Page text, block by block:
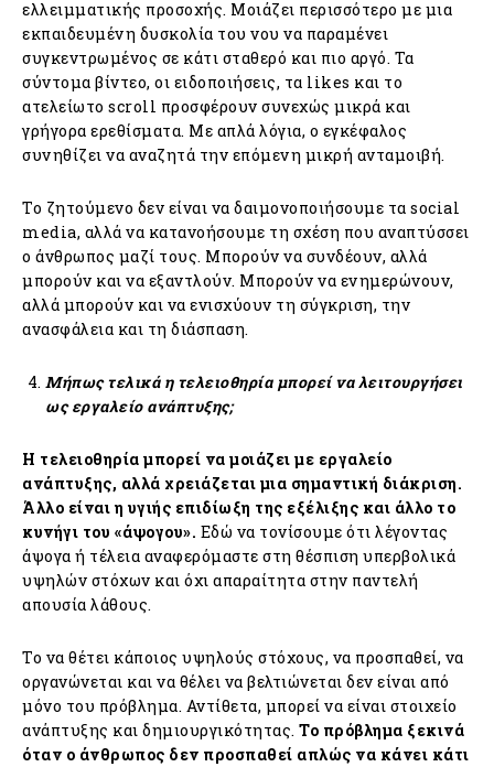
ελλειμματικής προσοχής. Μοιάζει περισσότερο με μια
εκπαιδευμένη δυσκολία του νου να παραμένει
συγκεντρωμένος σε κάτι σταθερό και πιο αργό. Τα
σύντομα βίντεο, οι ειδοποιήσεις, τα likes και το
ατελείωτο scroll προσφέρουν συνεχώς μικρά και
γρήγορα ερεθίσματα. Με απλά λόγια, ο εγκέφαλος
συνηθίζει να αναζητά την επόμενη μικρή ανταμοιβή.
Το ζητούμενο δεν είναι να δαιμονοποιήσουμε τα social
media, αλλά να κατανοήσουμε τη σχέση που αναπτύσσει
ο άνθρωπος μαζί τους. Μπορούν να συνδέουν, αλλά
μπορούν και να εξαντλούν. Μπορούν να ενημερώνουν,
αλλά μπορούν και να ενισχύουν τη σύγκριση, την
ανασφάλεια και τη διάσπαση.
Μήπως τελικά η τελειοθηρία μπορεί να λειτουργήσει
ως εργαλείο ανάπτυξης;
Η τελειοθηρία μπορεί να μοιάζει με εργαλείο
ανάπτυξης, αλλά χρειάζεται μια σημαντική διάκριση.
Άλλο είναι η υγιής επιδίωξη της εξέλιξης και άλλο το
κυνήγι του «άψογου». Εδώ να τονίσουμε ότι λέγοντας
άψογα ή τέλεια αναφερόμαστε στη θέσπιση υπερβολικά
υψηλών στόχων και όχι απαραίτητα στην παντελή
απουσία λάθους.
Το να θέτει κάποιος υψηλούς στόχους, να προσπαθεί, να
οργανώνεται και να θέλει να βελτιώνεται δεν είναι από
μόνο του πρόβλημα. Αντίθετα, μπορεί να είναι στοιχείο
ανάπτυξης και δημιουργικότητας. Το πρόβλημα ξεκινά
όταν ο άνθρωπος δεν προσπαθεί απλώς να κάνει κάτι